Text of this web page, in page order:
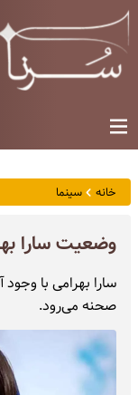
خانه سینما
وضعیت سارا
صحنه می‌رود.